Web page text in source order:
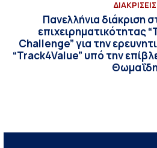
ΔΙΑΚΡΙΣΕΙΣ
Πανελλήνια διάκριση
επιχειρηματικότητας
Challenge” για την
“Track4Value” υπό την